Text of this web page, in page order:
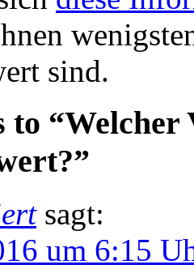
sind.
to
sagt:
um 6:15